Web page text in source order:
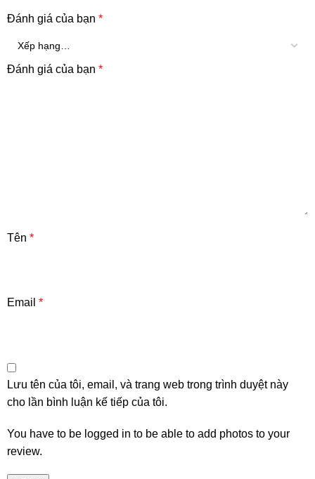
Đánh giá của bạn*
Đánh giá của bạn*
Tên*
Email*
Lưu tên của tôi, email, và trang web trong trình duyệt này
cho lần bình luận kế tiếp của tôi.
You have to be logged in to be able to add photos to your
review.